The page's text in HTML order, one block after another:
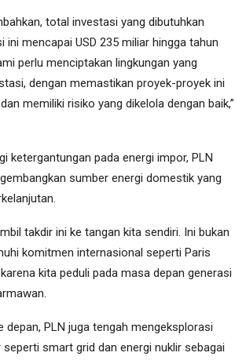
total investasi yang dibutuhkan
mencapai USD 235 miliar hingga tahun
perlu menciptakan lingkungan yang
dengan memastikan proyek-proyek ini
memiliki risiko yang dikelola dengan baik,”
ketergantungan pada energi impor, PLN
sumber energi domestik yang
takdir ini ke tangan kita sendiri. Ini bukan
komitmen internasional seperti Paris
kita peduli pada masa depan generasi
depan, PLN juga tengah mengeksplorasi
smart grid dan energi nuklir sebagai